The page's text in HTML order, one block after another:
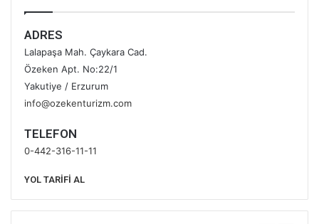
ADRES
Lalapaşa Mah. Çaykara Cad.
Özeken Apt. No:22/1
Yakutiye / Erzurum
info@ozekenturizm.com
TELEFON
0-442-316-11-11
YOL TARİFİ AL